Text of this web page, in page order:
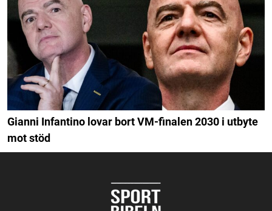
Gianni Infantino lovar bort VM-finalen 2030 i utbyte
mot stöd